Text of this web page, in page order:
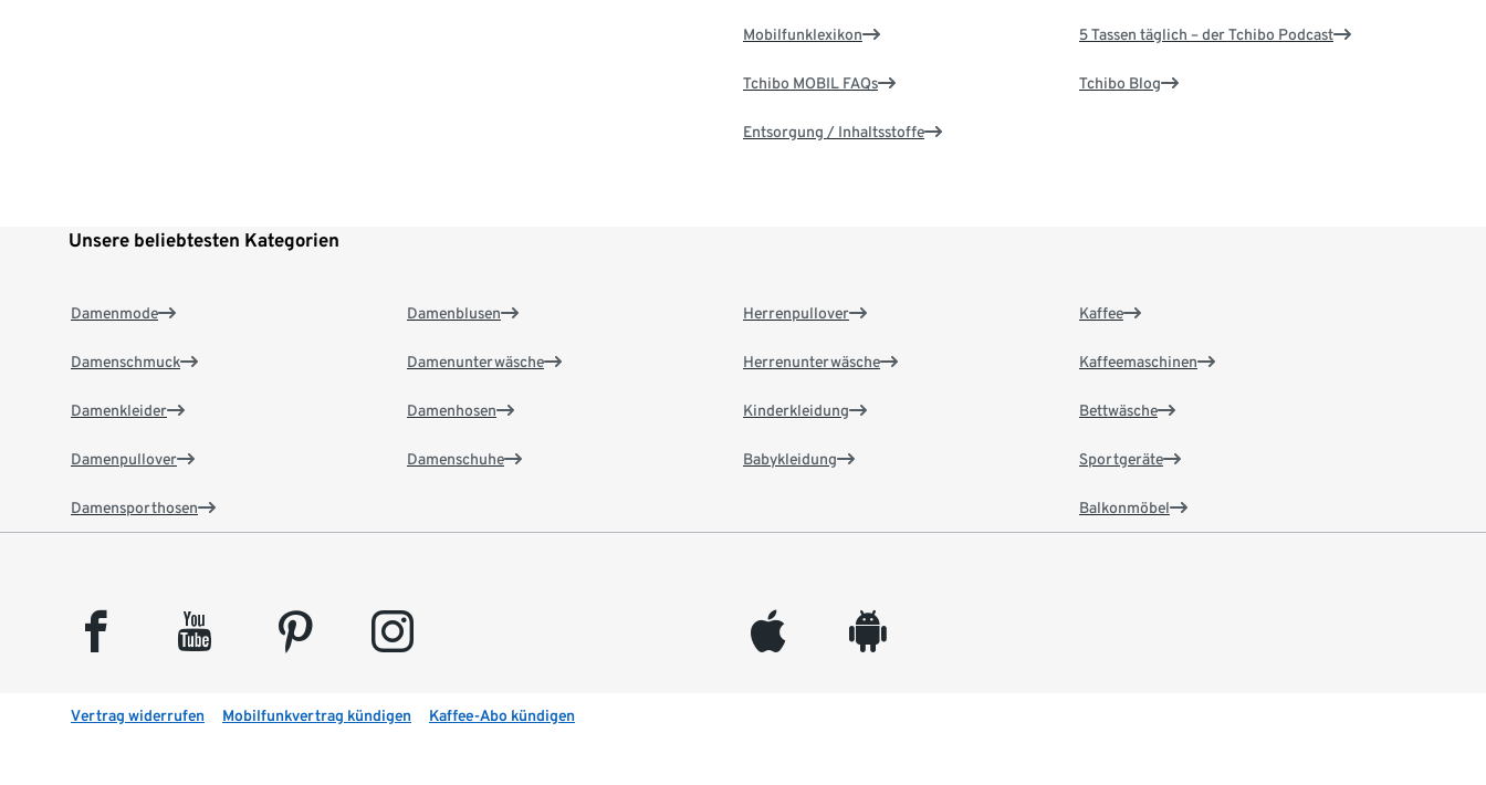
Mobilfunklexikon
Tchibo MOBIL FAQs
Entsorgung / Inhaltsstoffe
5 Tassen täglich – der Tchibo Podcast
Tchibo Blog
Unsere beliebtesten Kategorien
Damenmode
Damenschmuck
Damenkleider
Damenpullover
Damensporthosen
Damenblusen
Damenunterwäsche
Damenhosen
Damenschuhe
Herrenpullover
Herrenunterwäsche
Kinderkleidung
Babykleidung
Kaffee
Kaffeemaschinen
Bettwäsche
Sportgeräte
Balkonmöbel
facebook youtube pinterest instagram appleinc android
Vertrag widerrufen Mobilfunkvertrag kündigen Kaffee-Abo kündigen